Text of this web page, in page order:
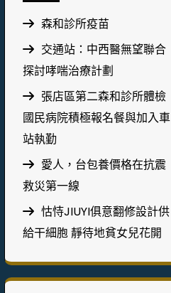
森和診所疫苗
交通站：中西醫無望聯合
探討哮喘治療計劃
張店區第二森和診所體檢
國民病院積極報名餐與加入車
站執勤
愛人，台包養價格在抗震
救災第一線
怙恃JIUYI俱意翻修設計供
給干細胞 靜待地貧女兒花開